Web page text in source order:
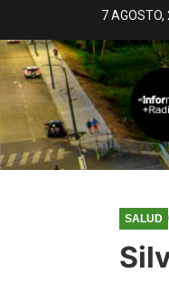
7 AGOSTO,
SALUD